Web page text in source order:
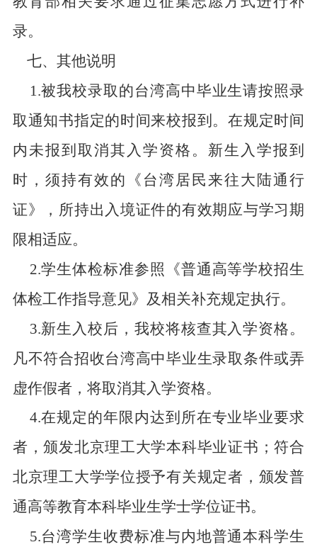
录。
七、其他说明
1.被我校录取的台湾高中毕业生请按照录
取通知书指定的时间来校报到。在规定时间
内未报到取消其入学资格。新生入学报到
时，须持有效的《台湾居民来往大陆通行
证》，所持出入境证件的有效期应与学习期
限相适应。
2.学生体检标准参照《普通高等学校招生
体检工作指导意见》及相关补充规定执行。
3.新生入校后，我校将核查其入学资格。
凡不符合招收台湾高中毕业生录取条件或弄
虚作假者，将取消其入学资格。
4.在规定的年限内达到所在专业毕业要求
者，颁发北京理工大学本科毕业证书；符合
北京理工大学学位授予有关规定者，颁发普
通高等教育本科毕业生学士学位证书。
5.台湾学生收费标准与内地普通本科学生